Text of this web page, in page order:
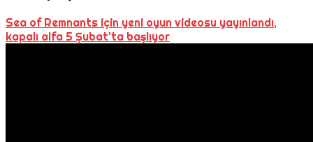
Sea of Remnants için yeni oyun videosu yayınlandı,
kapalı alfa 5 Şubat'ta başlıyor